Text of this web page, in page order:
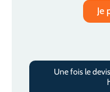
Je
Une fois le